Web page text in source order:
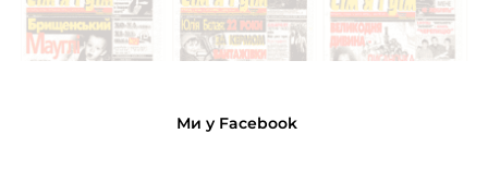
Ми у Facebook